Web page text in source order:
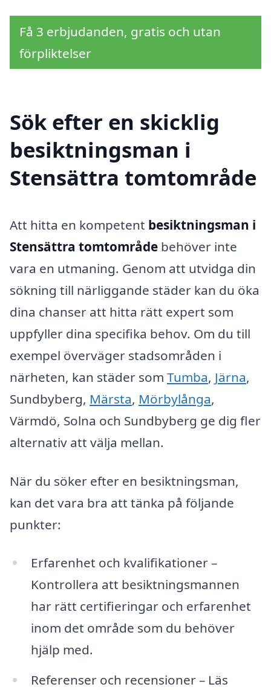
Få 3 erbjudanden, gratis och utan
förpliktelser
Sök efter en skicklig
besiktningsman i
Stensättra tomtområde
Att hitta en kompetent besiktningsman i
Stensättra tomtområde behöver inte
vara en utmaning. Genom att utvidga din
sökning till närliggande städer kan du öka
dina chanser att hitta rätt expert som
uppfyller dina specifika behov. Om du till
exempel överväger stadsområden i
närheten, kan städer som Tumba, Järna,
Sundbyberg, Märsta, Mörbylånga,
Värmdö, Solna och Sundbyberg ge dig fler
alternativ att välja mellan.
När du söker efter en besiktningsman,
kan det vara bra att tänka på följande
punkter:
Erfarenhet och kvalifikationer –
Kontrollera att besiktningsmannen
har rätt certifieringar och erfarenhet
inom det område som du behöver
hjälp med.
Referenser och recensioner – Läs